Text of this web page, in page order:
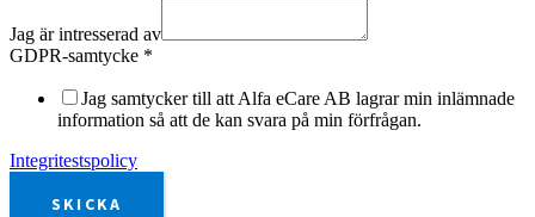
Jag är intresserad av
GDPR-samtycke *
Jag samtycker till att Alfa eCare AB lagrar min inlämnade
information så att de kan svara på min förfrågan.
Integritestspolicy
SKICKA